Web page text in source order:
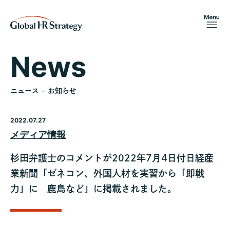
News
ニュース - お知らせ
2022.07.27
メディア情報
杉田弁護士のコメントが2022年7月4日付日経産
業新聞「ゼネコン、外国人材を実習から「即戦
力」に 鹿島など」に掲載されました。